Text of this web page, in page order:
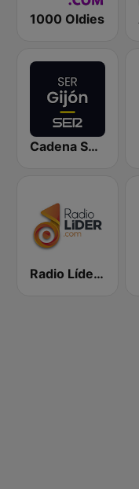
1000 Oldies
Cadena SER Gijón
Radio Líder España